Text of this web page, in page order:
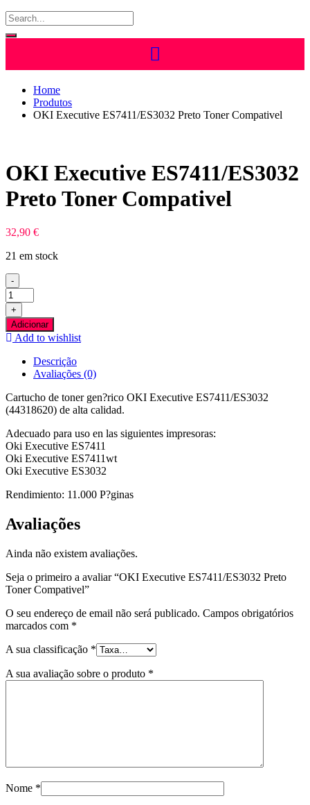
Home
Produtos
OKI Executive ES7411/ES3032 Preto Toner Compativel
OKI Executive ES7411/ES3032
Preto Toner Compativel
32,90 €
21 em stock
-
Quantidade
de
OKI
Executive
ES7411/ES3032
Compativel
+
Adicionar
Add to wishlist
Descrição
Avaliações (0)
Cartucho de toner gen?rico OKI Executive ES7411/ES3032
(44318620) de alta calidad.
Adecuado para uso en las siguientes impresoras:
Oki Executive ES7411
Oki Executive ES7411wt
Oki Executive ES3032
Rendimiento: 11.000 P?ginas
Avaliações
Ainda não existem avaliações.
Seja o primeiro a avaliar “OKI Executive ES7411/ES3032 Preto
Toner Compativel”
O seu endereço de email não será publicado. Campos obrigatórios
marcados com *
A sua classificação *
A sua avaliação sobre o produto *
Nome *